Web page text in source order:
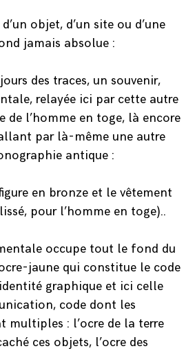
objet, d’un site ou d’une
jamais absolue :
des traces, un souvenir,
relayée ici par cette autre
de l’homme en toge, là encore
par là-même une autre
antique :
en bronze et le vêtement
pour l’homme en toge)..
occupe tout le fond du
jaune qui constitue le code
graphique et ici celle
code dont les
multiples : l’ocre de la terre
ces objets, l’ocre des